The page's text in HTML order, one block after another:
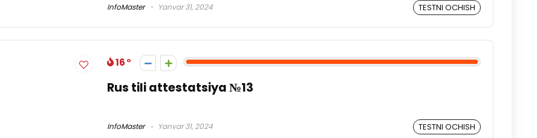
InfoMaster Yanvar 31, 2024 TESTNI OCHISH
16
Rus tili attestatsiya №13
InfoMaster Yanvar 31, 2024 TESTNI OCHISH